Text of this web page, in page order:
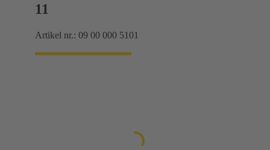
11
Artikel nr.: 09 00 000 5101